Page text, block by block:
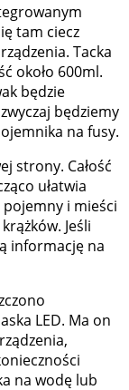
tam ciecz
Tacka
około 600ml.
będzie
będziemy
na fusy.
strony. Całość
ułatwia
i mieści
Jeśli
informację na
LED. Ma on
na wodę lub